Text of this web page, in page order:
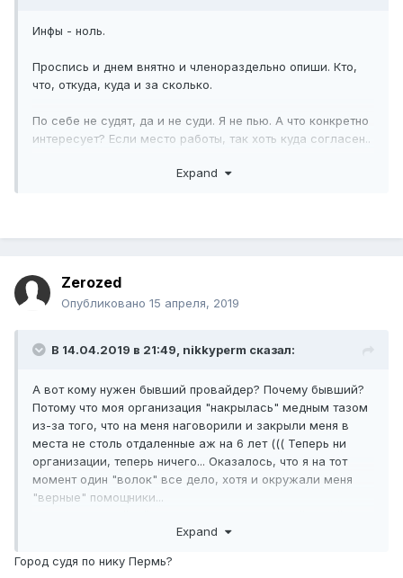
Инфы - ноль.
Проспись и днем внятно и членораздельно опиши. Кто,
что, откуда, куда и за сколько.
По себе не судят, да и не суди. Я не пью. А что конкретно
интересует? Если место работы, так хоть куда согласен..
чтоб хватало по-крайней мере на минимум... Понимаешь,
Expand
Zerozed
Опубликовано 15 апреля, 2019
В 14.04.2019 в 21:49, nikkyperm сказал:
А вот кому нужен бывший провайдер? Почему бывший?
Потому что моя организация "накрылась" медным тазом
из-за того, что на меня наговорили и закрыли меня в
места не столь отдаленные аж на 6 лет ((( Теперь ни
организации, теперь ничего... Оказалось, что я на тот
момент один "волок" все дело, хотя и окружали меня
"верные" помощники...
беспроводных, так и локальных, так и совмещенных
владею настройкой биллинга и шлюзов доступа..
Expand
Город судя по нику Пермь?